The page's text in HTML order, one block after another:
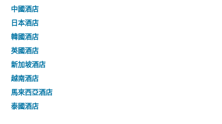
中國酒店
日本酒店
韓國酒店
英國酒店
新加坡酒店
越南酒店
馬來西亞酒店
泰國酒店